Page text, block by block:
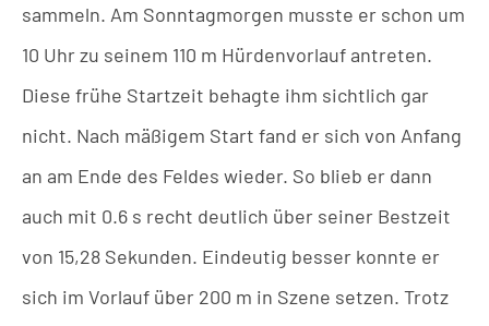
sammeln. Am Sonntagmorgen musste er schon um
10 Uhr zu seinem 110 m Hürdenvorlauf antreten.
Diese frühe Startzeit behagte ihm sichtlich gar
nicht. Nach mäßigem Start fand er sich von Anfang
an am Ende des Feldes wieder. So blieb er dann
auch mit 0.6 s recht deutlich über seiner Bestzeit
von 15,28 Sekunden. Eindeutig besser konnte er
sich im Vorlauf über 200 m in Szene setzen. Trotz